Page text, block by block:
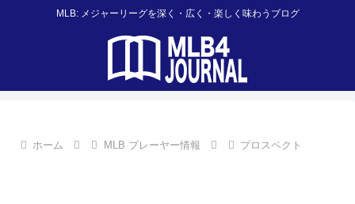
MLB: メジャーリーグを深く・広く・楽しく味わうブログ
ホーム MLB プレーヤー情報 プロスペクト